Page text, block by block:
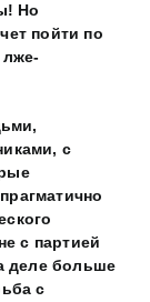
Но
пойти по
лже-
с
с партией
деле больше
с